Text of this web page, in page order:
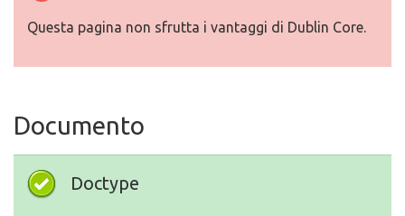
Questa pagina non sfrutta i vantaggi di Dublin Core.
Documento
Doctype